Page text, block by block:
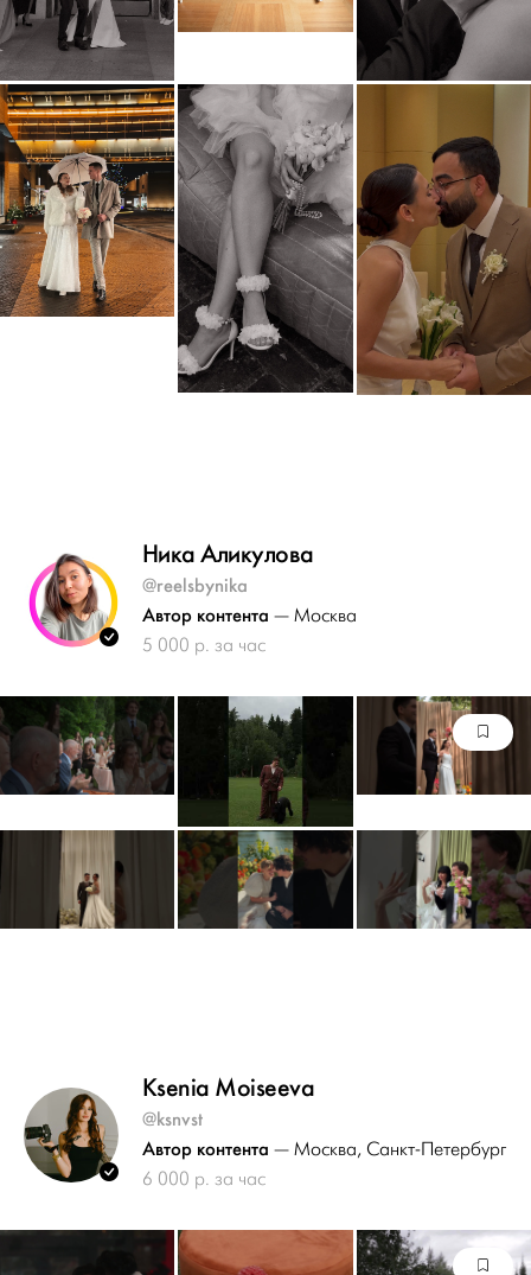
Ника Аликулова
@reelsbynika
Автор контента — Москва
5 000 р. за час
Ksenia Moiseeva
@ksnvst
Автор контента — Москва, Санкт-Петербург
6 000 р. за час